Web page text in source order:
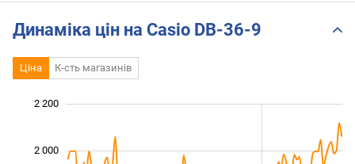
Динаміка цін на Casio DB-36-9
Ціна К-сть магазинів
2 000
2 200